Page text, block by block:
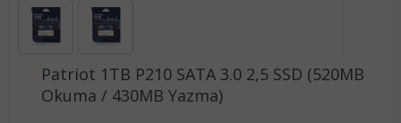
Patriot 1TB P210 SATA 3.0 2,5 SSD (520MB
Okuma / 430MB Yazma)